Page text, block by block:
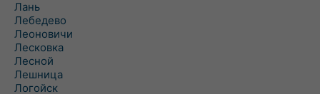
Лань
Лебедево
Леоновичи
Лесковка
Лесной
Лешница
Логойск